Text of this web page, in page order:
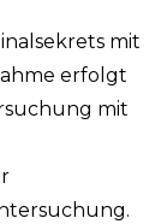
mit
erfolgt
mit